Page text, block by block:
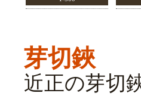
芽切鋏
近正の芽切